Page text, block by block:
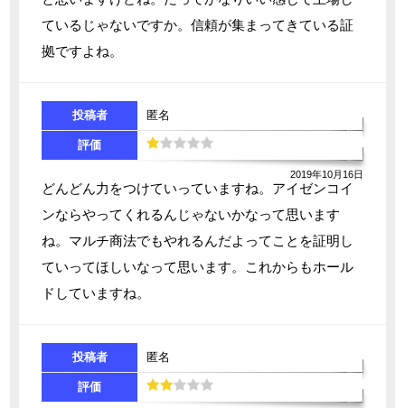
ているじゃないですか。信頼が集まってきている証
拠ですよね。
投稿者 匿名
評価
2019年10月16日
どんどん力をつけていっていますね。アイゼンコイ
ンならやってくれるんじゃないかなって思います
ね。マルチ商法でもやれるんだよってことを証明し
ていってほしいなって思います。これからもホール
ドしていますね。
投稿者 匿名
評価